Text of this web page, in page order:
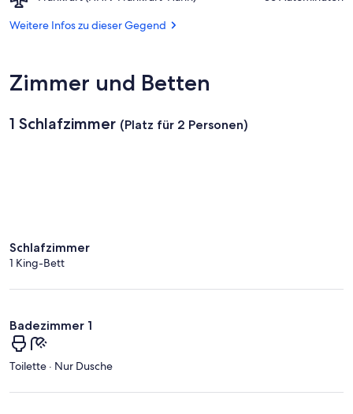
(HHN-
Weitere Infos zu dieser Gegend
Zimmer und Betten
1 Schlafzimmer (Platz für 2 Personen)
Schlafzimmer
1 King-Bett
Badezimmer 1
Toilette · Nur Dusche